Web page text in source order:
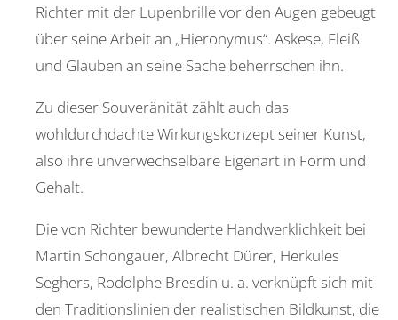
Richter mit der Lupenbrille vor den Augen gebeugt
über seine Arbeit an „Hieronymus“. Askese, Fleiß
und Glauben an seine Sache beherrschen ihn.
Zu dieser Souveränität zählt auch das
wohldurchdachte Wirkungskonzept seiner Kunst,
also ihre unverwechselbare Eigenart in Form und
Gehalt.
Die von Richter bewunderte Handwerklichkeit bei
Martin Schongauer, Albrecht Dürer, Herkules
Seghers, Rodolphe Bresdin u. a. verknüpft sich mit
den Traditionslinien der realistischen Bildkunst, die